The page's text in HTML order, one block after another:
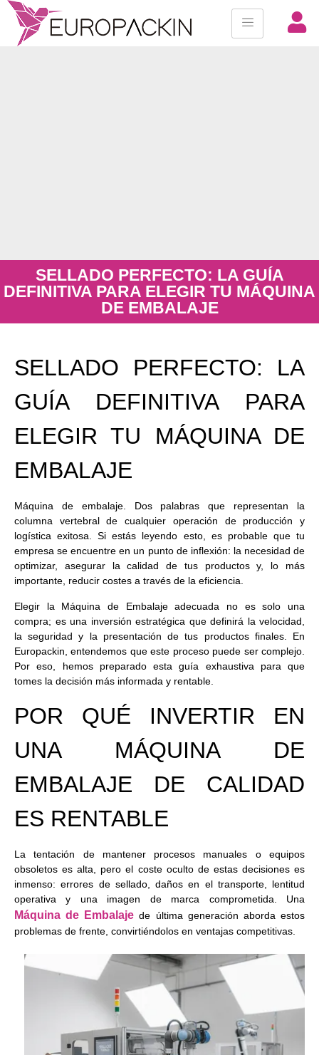
SELLADO PERFECTO: LA GUÍA
DEFINITIVA PARA ELEGIR TU MÁQUINA
DE EMBALAJE
SELLADO PERFECTO: LA
GUÍA DEFINITIVA PARA
ELEGIR TU MÁQUINA DE
EMBALAJE
Máquina de embalaje. Dos palabras que representan la
columna vertebral de cualquier operación de producción y
logística exitosa. Si estás leyendo esto, es probable que tu
empresa se encuentre en un punto de inflexión: la necesidad de
optimizar, asegurar la calidad de tus productos y, lo más
importante, reducir costes a través de la eficiencia.
Elegir la Máquina de Embalaje adecuada no es solo una
compra; es una inversión estratégica que definirá la velocidad,
la seguridad y la presentación de tus productos finales. En
Europackin, entendemos que este proceso puede ser complejo.
Por eso, hemos preparado esta guía exhaustiva para que
tomes la decisión más informada y rentable.
POR QUÉ INVERTIR EN
UNA MÁQUINA DE
EMBALAJE DE CALIDAD
ES RENTABLE
La tentación de mantener procesos manuales o equipos
obsoletos es alta, pero el coste oculto de estas decisiones es
inmenso: errores de sellado, daños en el transporte, lentitud
operativa y una imagen de marca comprometida. Una
Máquina de Embalaje de última generación aborda estos
problemas de frente, convirtiéndolos en ventajas competitivas.